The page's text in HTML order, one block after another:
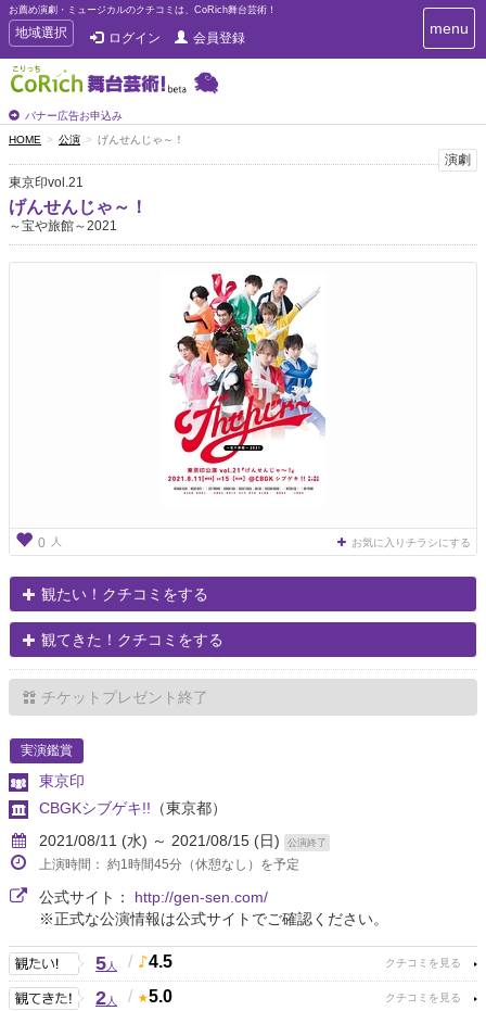
お薦め演劇・ミュージカルのクチコミは、CoRich舞台芸術！
T
o
g
g
e
n
a
v
g
地域選択 ログイン 会員登録
バナー広告お申込み
T
o
g
a
menu
HOME 公演 げんせんじゃ～！
演劇
東京印vol.21
げんせんじゃ～！
～宝や旅館～2021
0 人 お気に入りチラシにする
観たい！クチコミをする
観てきた！クチコミをする
チケットプレゼント終了
実演鑑賞
東京印
CBGKシブゲキ!! （東京都）
2021/08/11 (水) ～ 2021/08/15 (日)
公演終了
上演時間： 約1時間45分（休憩なし）を予定
公式サイト： http://gen-sen.com/
※正式な公演情報は公式サイトでご確認ください。
5人 / 4.5
2人 / 5.0